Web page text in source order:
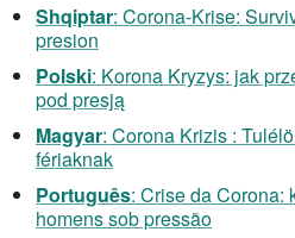
Shqiptar: Corona-Krise:
presion
Polski: Korona Kryzys: jak
pod presją
Magyar: Corona Krizis :
fériaknak
Português: Crise da Corona:
homens sob pressão